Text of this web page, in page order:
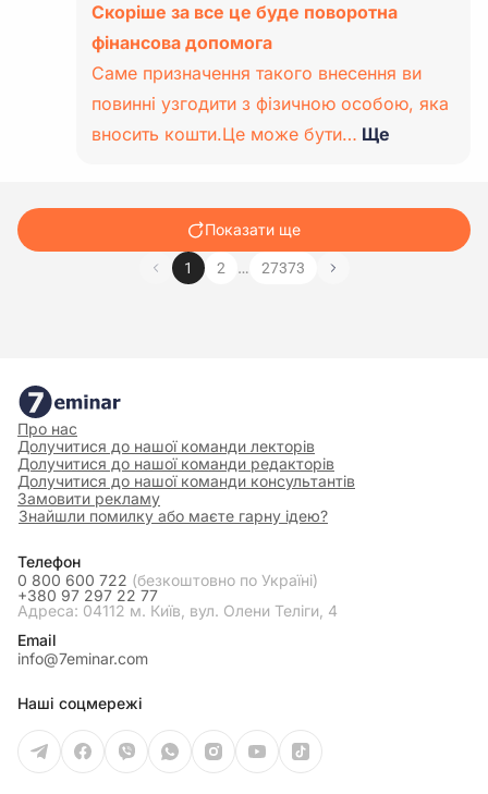
Скоріше за все це буде поворотна
фінансова допомога
Саме призначення такого внесення ви
повинні узгодити з фізичною особою, яка
вносить кошти.Це може бути… Ще
Показати ще
1 2 … 27373
Про нас
Долучитися до нашої команди лекторів
Долучитися до нашої команди редакторів
Долучитися до нашої команди консультантів
Замовити рекламу
Знайшли помилку або маєте гарну ідею?
Телефон
0 800 600 722 (безкоштовно по Україні)
+380 97 297 22 77
Адреса: 04112 м. Київ, вул. Олени Теліги, 4
Email
info@7eminar.com
Наші соцмережі